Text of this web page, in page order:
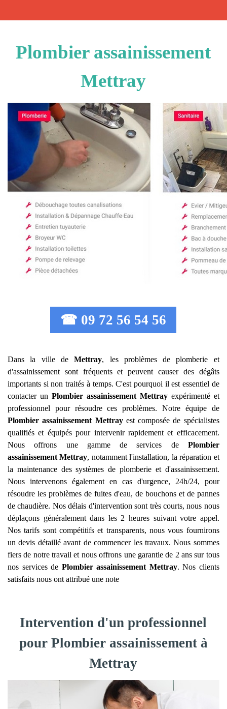
Plombier assainissement
Mettray
☎ 09 72 56 54 56
Dans la ville deMettray, les problèmes de plomberie et
d'assainissement sont fréquents et peuvent causer des dégâts
importants si non traités à temps. C'est pourquoi il est essentiel de
contacter un Plombier assainissement Mettrayexpérimenté et
professionnel pour résoudre ces problèmes. Notre équipe de
Plombier assainissement Mettrayest composée de spécialistes
qualifiés et équipés pour intervenir rapidement et efficacement.
Nous offrons une gamme de services de Plombier
assainissement Mettray, notamment l'installation, la réparation et
la maintenance des systèmes de plomberie et d'assainissement.
Nous intervenons également en cas d'urgence, 24h/24, pour
résoudre les problèmes de fuites d'eau, de bouchons et de pannes
de chaudière. Nos délais d'intervention sont très courts, nous nous
déplaçons généralement dans les 2 heures suivant votre appel.
Nos tarifs sont compétitifs et transparents, nous vous fournirons
un devis détaillé avant de commencer les travaux. Nous sommes
fiers de notre travail et nous offrons une garantie de 2 ans sur tous
nos services de Plombier assainissement Mettray. Nos clients
satisfaits nous ont attribué une note
Intervention d'un professionnel
pour Plombier assainissement à
Mettray